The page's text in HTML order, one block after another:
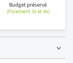
Budget préservé
(Paiement 3x et 4x)